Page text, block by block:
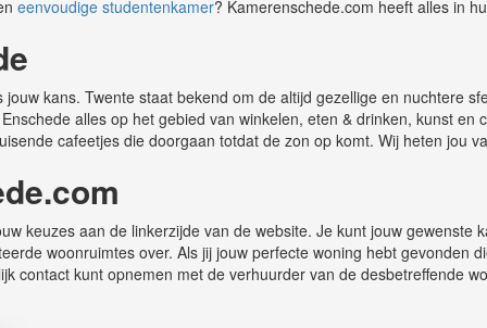
eenvoudige studentenkamer? Kamerenschede.com heeft alles in
kans. Twente staat bekend om de altijd gezellige en nuchtere
alles op het gebied van winkelen, eten & drinken, kunst
cafeetjes die doorgaan totdat de zon op komt. Wij heten jou
keuzes aan de linkerzijde van de website. Je kunt jouw gewenste
woonruimtes over. Als jij jouw perfecte woning hebt gevonden
contact kunt opnemen met de verhuurder van de desbetreffende